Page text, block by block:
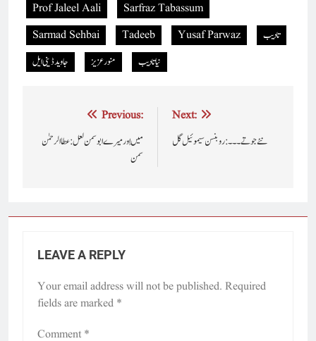
Prof Jaleel Aali
Sarfraz Tabassum
Sarmad Sehbai
Tadeeb Yusaf Parwaz
تادیب
جاوید ڈینی ایل
منور عزیز نیاتادیب
navigation
Previous:
مَیں اور میرے ابو سمن لعل : عطاالرحمٰن
سمن
Next:
نئے جوتے ۔۔۔ : روبنسن سیموئیل گل
LEAVE A REPLY
Your email address will not be published. Required
fields are marked *
Comment *